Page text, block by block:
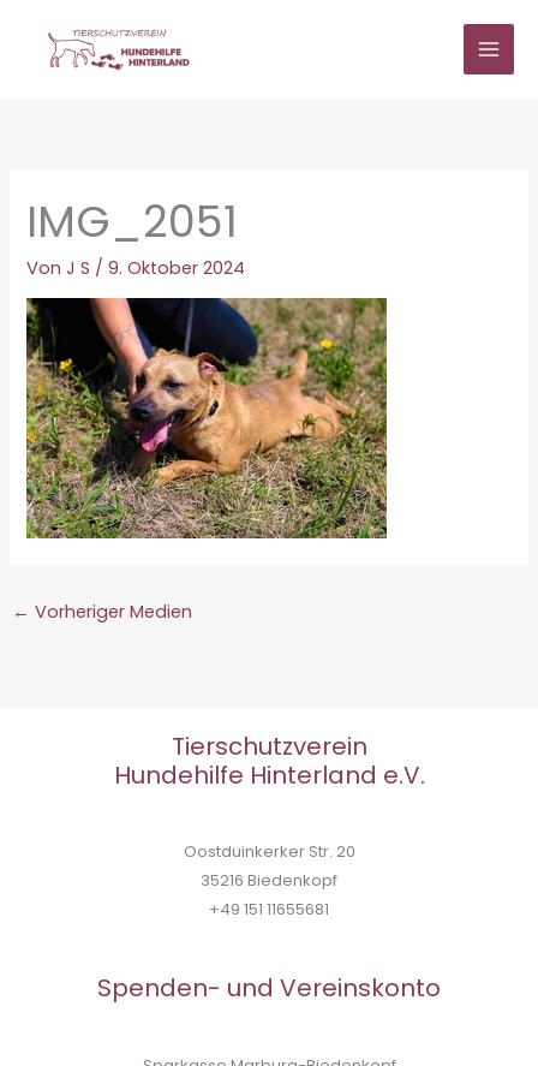
springen
IMG_2051
VonJ S /9. Oktober 2024
← Vorheriger Medien
Tierschutzverein
Hundehilfe Hinterland e.V.
Oostduinkerker Str. 20
35216 Biedenkopf
+49 151 11655681
Spenden- und Vereinskonto